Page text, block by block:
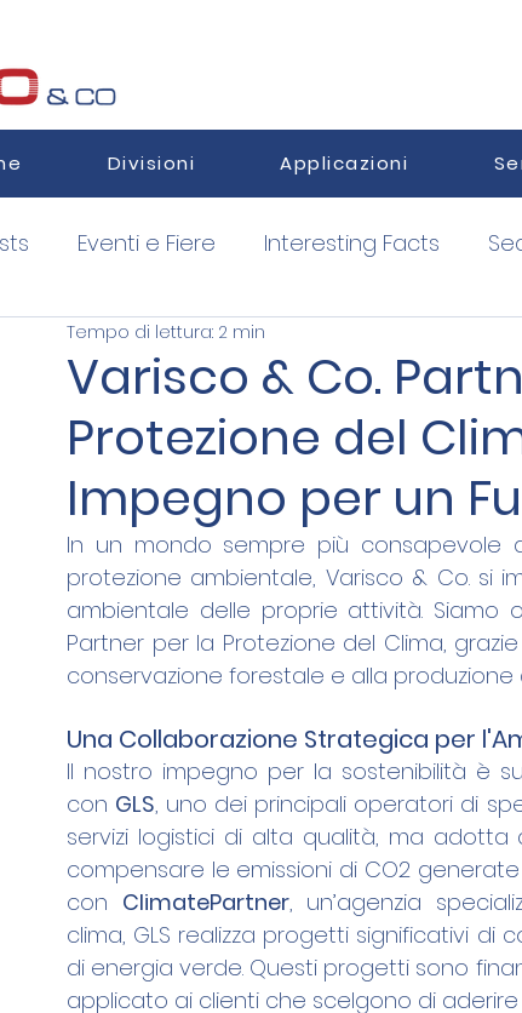
Divisioni Applicazioni
Eventi e Fiere Interesting Facts
Semiconductors Authorized Service Point
Varisco & Co.
Protezione del
Impegno per un
Tempo di lettura: 2 min
In un mondo sempre più consapevole
protezione ambientale, Varisco & Co. si
ambientale delle proprie attività. Siamo
Partner per la Protezione del Clima,
conservazione forestale e alla produzione
Una Collaborazione Strategica per
Il nostro impegno per la sostenibilità è
con GLS, uno dei principali operatori di
servizi logistici di alta qualità, ma
compensare le emissioni di CO2
con ClimatePartner, un’agenzia
clima, GLS realizza progetti significativi
di energia verde. Questi progetti sono
applicato ai clienti che scelgono di